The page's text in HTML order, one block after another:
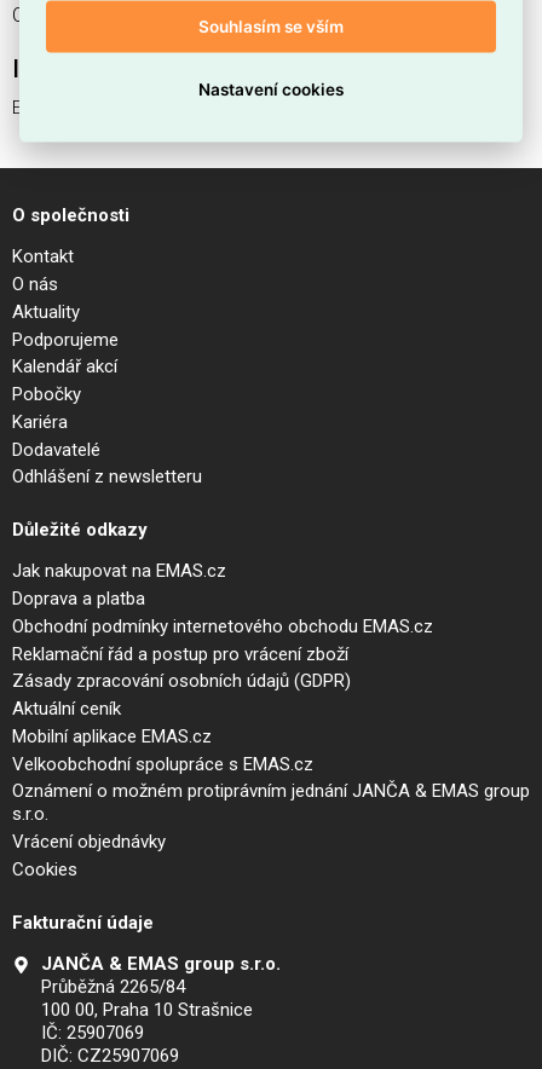
CON FORO WH je ELSVOS1786167.
EGO END CAP RECESSED TRIM CON FORO WH
O společnosti
Kontakt
O nás
Aktuality
Podporujeme
Kalendář akcí
Pobočky
Kariéra
Dodavatelé
Odhlášení z newsletteru
Důležité odkazy
Jak nakupovat na EMAS.cz
Doprava a platba
Obchodní podmínky internetového obchodu EMAS.cz
Reklamační řád a postup pro vrácení zboží
Zásady zpracování osobních údajů (GDPR)
Aktuální ceník
Mobilní aplikace EMAS.cz
Velkoobchodní spolupráce s EMAS.cz
Oznámení o možném protiprávním jednání JANČA & EMAS group
s.r.o.
Vrácení objednávky
Cookies
Fakturační údaje
JANČA & EMAS group s.r.o.
Průběžná 2265/84
100 00, Praha 10 Strašnice
IČ: 25907069
DIČ: CZ25907069
Souhlasím se vším
Nastavení cookies